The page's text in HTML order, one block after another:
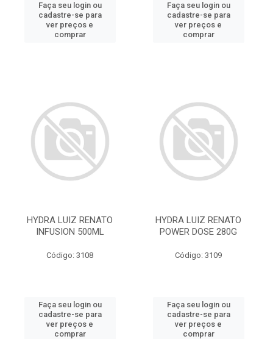
Faça seu login ou
cadastre-se para
ver preços e
comprar
Faça seu login ou
cadastre-se para
ver preços e
comprar
HYDRA LUIZ RENATO
INFUSION 500ML
Código: 3108
Faça seu login ou
cadastre-se para
ver preços e
comprar
HYDRA LUIZ RENATO
POWER DOSE 280G
Código: 3109
Faça seu login ou
cadastre-se para
ver preços e
comprar